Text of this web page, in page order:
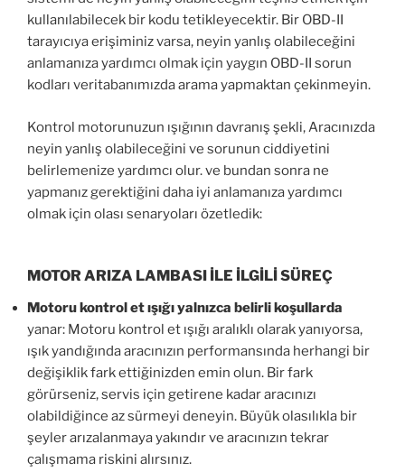
kullanılabilecek bir kodu tetikleyecektir. Bir OBD-II
tarayıcıya erişiminiz varsa, neyin yanlış olabileceğini
anlamanıza yardımcı olmak için yaygın OBD-II sorun
kodları veritabanımızda arama yapmaktan çekinmeyin.
Kontrol motorunuzun ışığının davranış şekli, Aracınızda
neyin yanlış olabileceğini ve sorunun ciddiyetini
belirlemenize yardımcı olur. ve bundan sonra ne
yapmanız gerektiğini daha iyi anlamanıza yardımcı
olmak için olası senaryoları özetledik:
MOTOR ARIZA LAMBASI İLE İLGİLİ SÜREÇ
Motoru kontrol et ışığı yalnızca belirli koşullarda
yanar: Motoru kontrol et ışığı aralıklı olarak yanıyorsa,
ışık yandığında aracınızın performansında herhangi bir
değişiklik fark ettiğinizden emin olun. Bir fark
görürseniz, servis için getirene kadar aracınızı
olabildiğince az sürmeyi deneyin. Büyük olasılıkla bir
şeyler arızalanmaya yakındır ve aracınızın tekrar
çalışmama riskini alırsınız.